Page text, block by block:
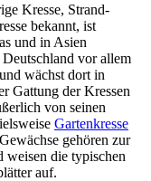
Kresse, Strand-
bekannt, ist
und in Asien
vor allem
wächst dort in
Gattung der Kressen
von seinen
Gartenkresse
gehören zur
weisen die typischen
auf.